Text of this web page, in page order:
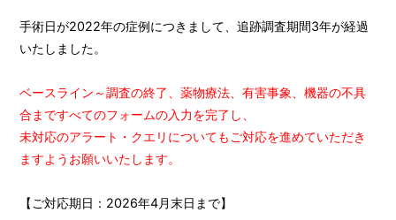
手術日が2022年の症例につきまして、追跡調査期間3年が経過
いたしました。
ベースライン～調査の終了、薬物療法、有害事象、機器の不具
合まですべてのフォームの入力を完了し、
未対応のアラート・クエリについてもご対応を進めていただき
ますようお願いいたします。
【ご対応期日：2026年4月末日まで】